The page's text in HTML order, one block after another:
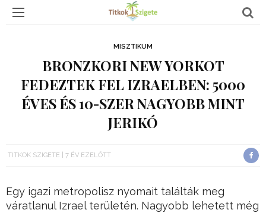
MISZTIKUM
BRONZKORI NEW YORKOT
FEDEZTEK FEL IZRAELBEN: 5000
ÉVES ÉS 10-SZER NAGYOBB MINT
JERIKÓ
TITKOK SZIGETE 7 ÉV EZELŐTT
Egy igazi metropolisz nyomait találták meg
váratlanul Izrael területén. Nagyobb lehetett még